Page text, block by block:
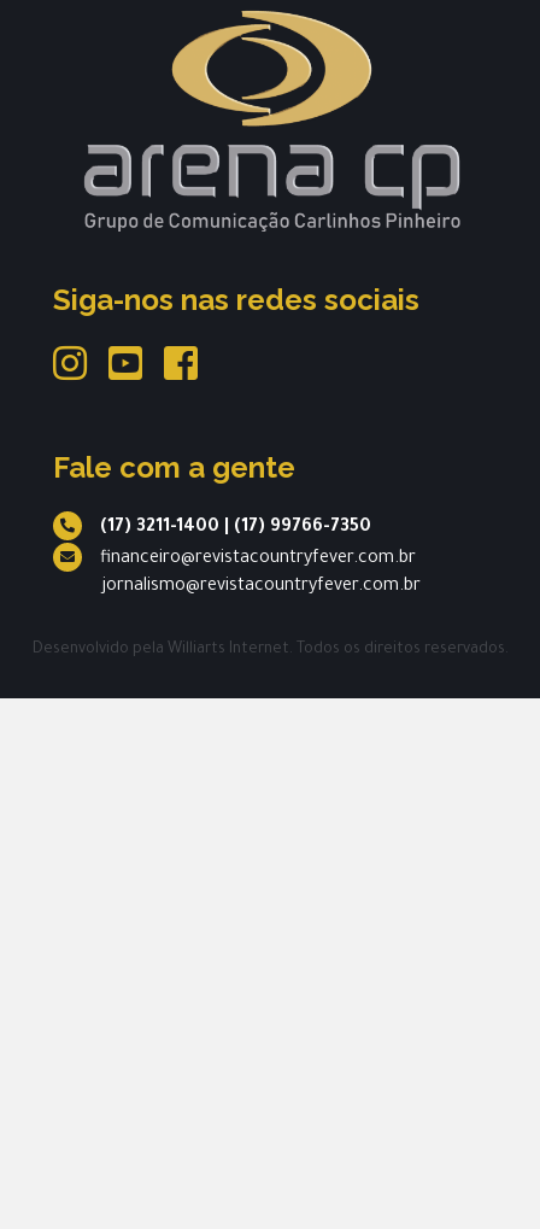
Siga-nos nas redes sociais
Fale com a gente
(17) 3211-1400
(17) 99766-7350
financeiro@revistacountryfever.com.br
jornalismo@revistacountryfever.com.br
Desenvolvido pela Williarts Internet. Todos os direitos reservados.